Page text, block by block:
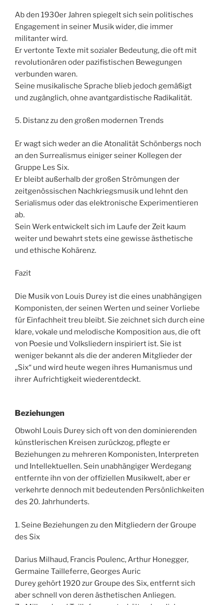
Ab den 1930er Jahren spiegelt sich sein politisches
Engagement in seiner Musik wider, die immer
militanter wird.
Er vertonte Texte mit sozialer Bedeutung, die oft mit
revolutionären oder pazifistischen Bewegungen
verbunden waren.
Seine musikalische Sprache blieb jedoch gemäßigt
und zugänglich, ohne avantgardistische Radikalität.
5. Distanz zu den großen modernen Trends
Er wagt sich weder an die Atonalität Schönbergs noch
an den Surrealismus einiger seiner Kollegen der
Gruppe Les Six.
Er bleibt außerhalb der großen Strömungen der
zeitgenössischen Nachkriegsmusik und lehnt den
Serialismus oder das elektronische Experimentieren
ab.
Sein Werk entwickelt sich im Laufe der Zeit kaum
weiter und bewahrt stets eine gewisse ästhetische
und ethische Kohärenz.
Fazit
Die Musik von Louis Durey ist die eines unabhängigen
Komponisten, der seinen Werten und seiner Vorliebe
für Einfachheit treu bleibt. Sie zeichnet sich durch eine
klare, vokale und melodische Komposition aus, die oft
von Poesie und Volksliedern inspiriert ist. Sie ist
weniger bekannt als die der anderen Mitglieder der
„Six“ und wird heute wegen ihres Humanismus und
ihrer Aufrichtigkeit wiederentdeckt.
Beziehungen
Obwohl Louis Durey sich oft von den dominierenden
künstlerischen Kreisen zurückzog, pflegte er
Beziehungen zu mehreren Komponisten, Interpreten
und Intellektuellen. Sein unabhängiger Werdegang
entfernte ihn von der offiziellen Musikwelt, aber er
verkehrte dennoch mit bedeutenden Persönlichkeiten
des 20. Jahrhunderts.
1. Seine Beziehungen zu den Mitgliedern der Groupe
des Six
Darius Milhaud, Francis Poulenc, Arthur Honegger,
Germaine Tailleferre, Georges Auric
Durey gehört 1920 zur Groupe des Six, entfernt sich
aber schnell von deren ästhetischen Anliegen.